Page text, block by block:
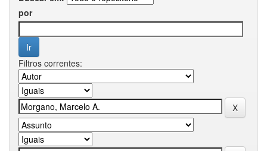
por
Filtros correntes: